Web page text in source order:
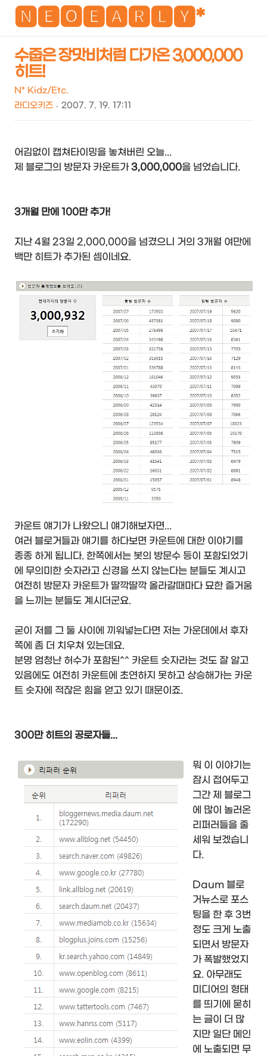
🅽🅴🅾🅴🅰🆁🅻🆈*
수줍은 장맛비처럼 다가온 3,000,000
히트!
N* Kidz/Etc.
라디오키즈
2007. 7. 19. 17:11
어김없이 캡쳐타이밍을 놓쳐버린 오늘...
제 블로그의 방문자 카운트가3,000,000을 넘었습니다.
3개월 만에 100만 추가!
지난 4월 23일 2,000,000을 넘겼으니 거의 3개월 여만에
백만 히트가 추가된 셈이네요.
카운트 얘기가 나왔으니 얘기해보자면...
여러 블로거들과 얘기를 하다보면 카운트에 대한 이야기를
종종 하게 됩니다. 한쪽에서는 봇의 방문수 등이 포함되었기
에 무의미한 숫자라고 신경을 쓰지 않는다는 분들도 계시고
여전히 방문자 카운트가 딸깍딸깍 올라갈때마다 묘한 즐거움
을 느끼는 분들도 계시더군요.
굳이 저를 그 둘 사이에 끼워넣는다면 저는 가운데에서 후자
쪽에 좀 더 치우쳐 있는데요.
분명 엄청난 허수가 포함된^^ 카운트 숫자라는 것도 잘 알고
있음에도 여전히 카운트에 초연하지 못하고 상승해가는 카운
트 숫자에 적잖은 힘을 얻고 있기 때문이죠.
300만 히트의 공로자들...
뭐 이 이야기는
잠시 접어두고
그간 제 블로그
에 많이 놀러온
리퍼러들을 줄
세워 보겠습니
다.
Daum 블로
거뉴스로 포스
팅을 한 후 3번
정도 크게 노출
되면서 방문자
가 폭발했었지
요. 아무래도
미디어의 형태
를 띄기에 묻히
는 글이 더 많
지만 일단 메인
에 노출되면 무